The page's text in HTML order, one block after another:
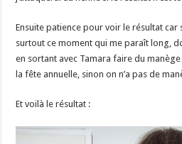
Ensuite patience pour voir le résultat car
surtout ce moment qui me paraît long,
en sortant avec Tamara faire du
la fête annuelle, sinon on n’a pas de
Et voilà le résultat :